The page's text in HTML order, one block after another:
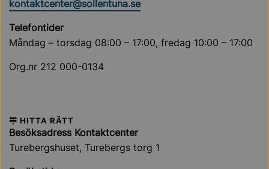
kontaktcenter@sollentuna.se
Telefontider
Måndag – torsdag 08:00 – 17:00, fredag 10:00 – 17:00
Org.nr 212 000-0134
HITTA RÄTT
Besöksadress Kontaktcenter
Turebergshuset, Turebergs torg 1